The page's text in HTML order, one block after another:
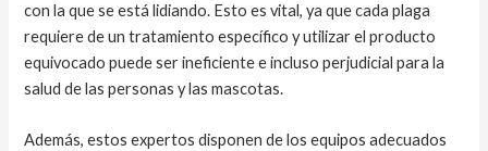
con la que se está lidiando. Esto es vital, ya que cada plaga
requiere de un tratamiento específico y utilizar el producto
equivocado puede ser ineficiente e incluso perjudicial para la
salud de las personas y las mascotas.
Además, estos expertos disponen de los equipos adecuados